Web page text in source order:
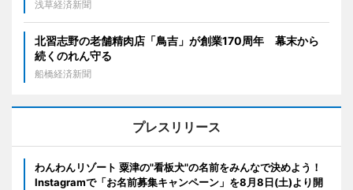
浅草経済新聞
北習志野の老舗精肉店「鳥吉」が創業170周年 幕末から
続くのれん守る
船橋経済新聞
プレスリリース
わんわんリゾート 粟津の"看板犬"の名前をみんなで決めよう！
Instagramで「お名前募集キャンペーン」を8月8日(土)より開